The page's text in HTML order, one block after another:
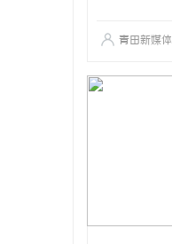
青田新媒体